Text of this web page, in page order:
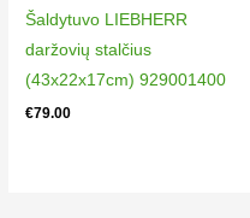
Šaldytuvo LIEBHERR
daržovių stalčius
(43x22x17cm) 929001400
€79.00